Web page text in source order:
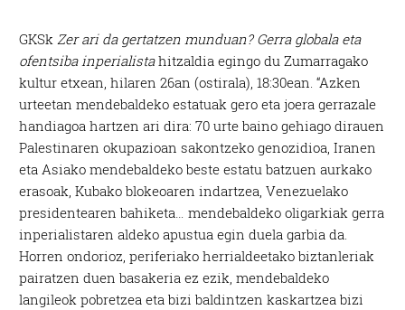
GKSkZer ari da gertatzen munduan? Gerra globala eta
ofentsiba inperialistahitzaldia egingo du Zumarragako
kultur etxean, hilaren 26an (ostirala), 18:30ean. “Azken
urteetan mendebaldeko estatuak gero eta joera gerrazale
handiagoa hartzen ari dira: 70 urte baino gehiago dirauen
Palestinaren okupazioan sakontzeko genozidioa, Iranen
eta Asiako mendebaldeko beste estatu batzuen aurkako
erasoak, Kubako blokeoaren indartzea, Venezuelako
presidentearen bahiketa… mendebaldeko oligarkiak gerra
inperialistaren aldeko apustua egin duela garbia da.
Horren ondorioz, periferiako herrialdeetako biztanleriak
pairatzen duen basakeria ez ezik, mendebaldeko
langileok pobretzea eta bizi baldintzen kaskartzea bizi